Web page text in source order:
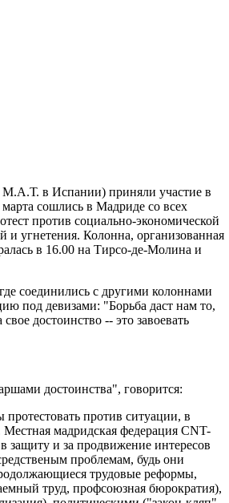
в Испании) приняли участие в
сошлись в Мадриде со всех
против социально-экономической
и угнетения. Колонна, организованная
в 16.00 на Тирсо-де-Молина и
соединились с другими колоннами
под девизами: "Борьба даст нам то,
достоинство -- это завоевать
достоинства", говорится:
против ситуации, в
Местная мадридская федерация CNT-
защиту и за продвижение интересов
проблемам, будь они
трудовые реформы,
труд, профсоюзная бюрократия),